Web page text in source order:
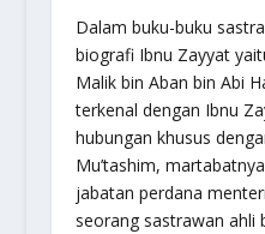
Dalam buku-buku
biografi Ibnu Zayyat
Malik bin Aban bin Abi
terkenal dengan Ibnu
hubungan khusus
Mu’tashim,
jabatan perdana
seorang sastrawan ahli